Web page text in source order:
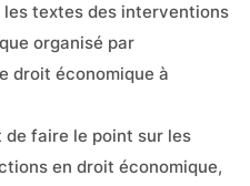
textes des interventions
organisé par
droit économique à
de faire le point sur les
en droit économique,